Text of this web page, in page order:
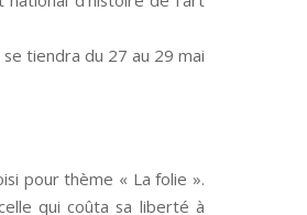
se tiendra du 27 au 29 mai
pour thème « La folie ».
qui coûta sa liberté à